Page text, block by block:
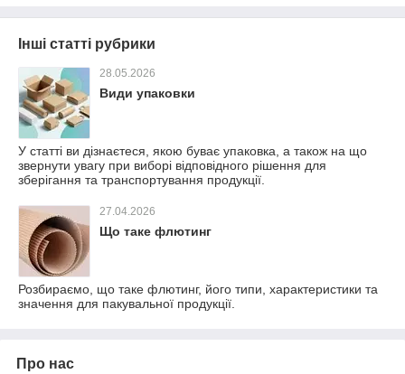
Інші статті рубрики
28.05.2026
Види упаковки
У статті ви дізнаєтеся, якою буває упаковка, а також на що
звернути увагу при виборі відповідного рішення для
зберігання та транспортування продукції.
27.04.2026
Що таке флютинг
Розбираємо, що таке флютинг, його типи, характеристики та
значення для пакувальної продукції.
Про нас